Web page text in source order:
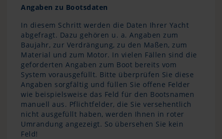
Angaben zu Bootsdaten
In diesem Schritt werden die Daten Ihrer Yacht
abgefragt. Dazu gehören u. a. Angaben zum
Baujahr, zur Verdrängung, zu den Maßen, zum
Material und zum Motor. In vielen Fällen sind die
geforderten Angaben zum Boot bereits vom
System vorausgefüllt. Bitte überprüfen Sie diese
Angaben sorgfältig und füllen Sie offene Felder
wie beispielsweise das Feld für den Bootsnamen
manuell aus. Pflichtfelder, die Sie versehentlich
nicht ausgefüllt haben, werden Ihnen in roter
Umrandung angezeigt. So übersehen Sie kein
Feld!